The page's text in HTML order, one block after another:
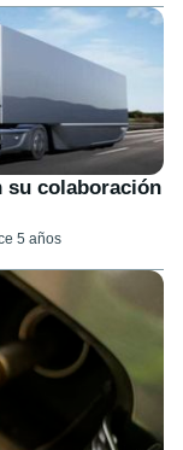
su colaboración
5 años